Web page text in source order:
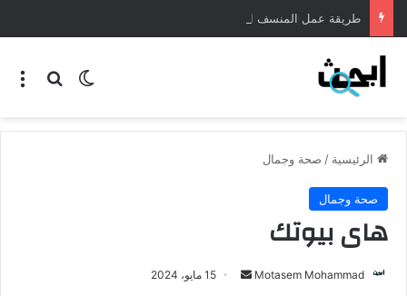
طريقة عمل المنسف الاردني
الرئيسية / صحة وجمال
صحة وجمال
هاى بيوتك
Motasem Mohammad 15 مايو، 2024